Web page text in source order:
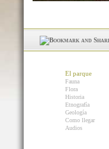
El parque
Fauna
Flora
Historia
Etnografía
Geología
Como llegar
Audios